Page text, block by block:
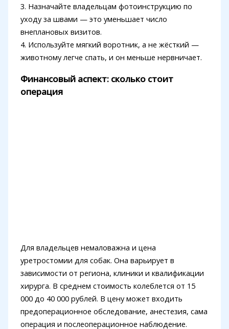
3. Назначайте владельцам фотоинструкцию по
уходу за швами — это уменьшает число
внеплановых визитов.
4. Используйте мягкий воротник, а не жёсткий —
животному легче спать, и он меньше нервничает.
Финансовый аспект: сколько стоит
операция
Для владельцев немаловажна и цена
уретростомии для собак. Она варьирует в
зависимости от региона, клиники и квалификации
хирурга. В среднем стоимость колеблется от 15
000 до 40 000 рублей. В цену может входить
предоперационное обследование, анестезия, сама
операция и послеоперационное наблюдение.